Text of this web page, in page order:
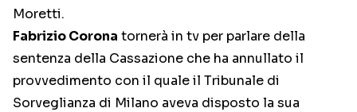
Moretti.
Fabrizio Corona tornerà in tv per parlare della
sentenza della Cassazione che ha annullato il
provvedimento con il quale il Tribunale di
Sorveglianza di Milano aveva disposto la sua